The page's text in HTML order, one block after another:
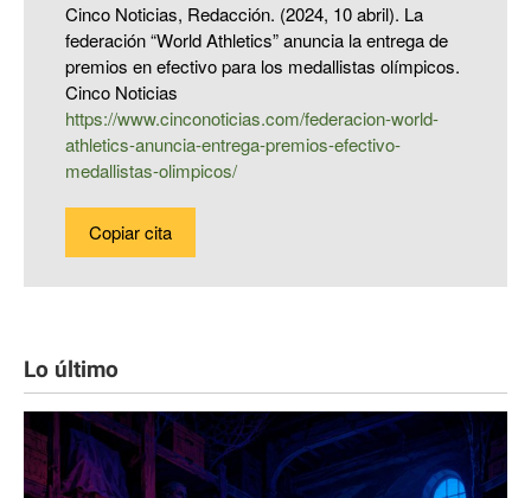
Cinco Noticias, Redacción. (2024, 10 abril). La
federación “World Athletics” anuncia la entrega de
premios en efectivo para los medallistas olímpicos.
Cinco Noticias
https://www.cinconoticias.com/federacion-world-
athletics-anuncia-entrega-premios-efectivo-
medallistas-olimpicos/
Copiar cita
Lo último